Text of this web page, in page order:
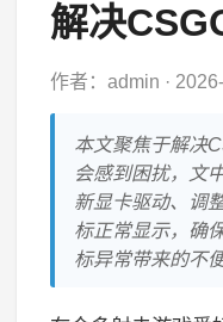
解决
作者：admin ·
本文聚焦于解决
会感到困扰，文
新显卡驱动、调
标正常显示，确
标异常带来的不